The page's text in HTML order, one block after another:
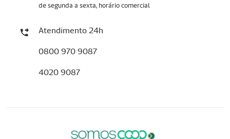
de segunda a sexta, horário comercial
Atendimento 24h
0800 970 9087
4020 9087